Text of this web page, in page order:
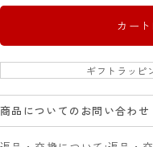
カー
ギフトラッピ
商品についてのお問い合わせ